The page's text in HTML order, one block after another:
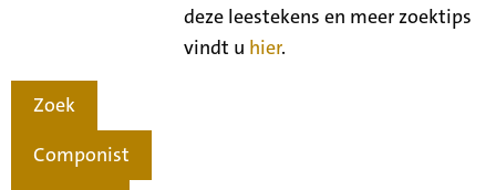
deze leestekens en meer zoektips
vindt u hier.
Zoek
Componist